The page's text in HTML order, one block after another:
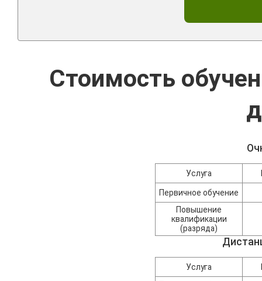
Стоимость
Услуга
Первичное обучение
Повышение
квалификации
(разряда)
Услуга